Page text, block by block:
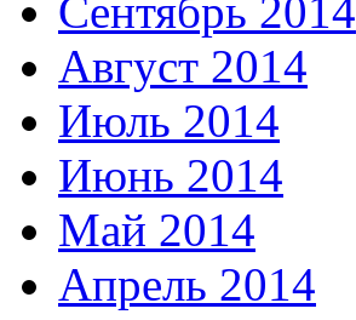
Сентябрь 2014
Август 2014
Июль 2014
Июнь 2014
Май 2014
Апрель 2014